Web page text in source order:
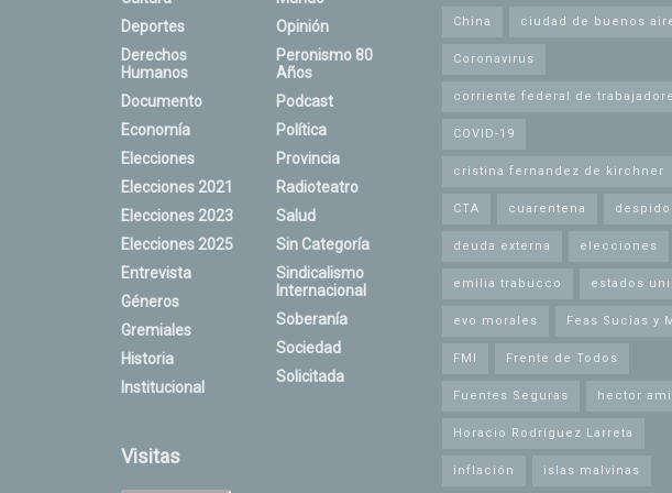
Deportes
Derechos
Humanos
Documento
Economía
Elecciones
Elecciones 2021
Elecciones 2023
Elecciones 2025
Entrevista
Géneros
Gremiales
Historia
Institucional
Opinión
Peronismo 80
Años
Podcast
Política
Provincia
Radioteatro
Salud
Sin Categoría
Sindicalismo
Internacional
Soberanía
Sociedad
Solicitada
Visitas
China ciudad de buenos
Coronavirus
corriente federal de
COVID-19
cristina fernandez de kirchner
CTA cuarentena
deuda externa elecciones
emilia trabucco estados
evo morales Feas Sucias y
FMI Frente de Todos
Fuentes Seguras hector
Horacio Rodríguez Larreta
inflación islas malvinas